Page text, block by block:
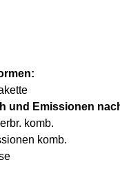
und Emissionen
komb.
komb.